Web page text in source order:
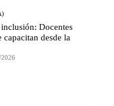
Docentes
capacitan desde la